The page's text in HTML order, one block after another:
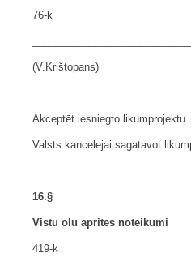
76-k
(V.Krištopans)
Akceptēt iesniegto likumprojektu.
Valsts kancelejai sagatavot
16.§
Vistu olu aprites noteikumi
419-k